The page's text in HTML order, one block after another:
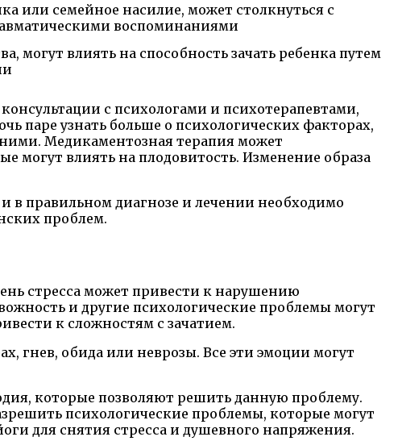
или семейное насилие, может столкнуться с
воспоминаниями
могут влиять на способность зачать ребенка путем
с психологами и психотерапевтами,
паре узнать больше о психологических факторах,
ними. Медикаментозная терапия может
могут влиять на плодовитость. Изменение образа
в правильном диагнозе и лечении необходимо
проблем.
стресса может привести к нарушению
и другие психологические проблемы могут
к сложностям с зачатием.
гнев, обида или неврозы. Все эти эмоции могут
которые позволяют решить данную проблему.
психологические проблемы, которые могут
для снятия стресса и душевного напряжения.